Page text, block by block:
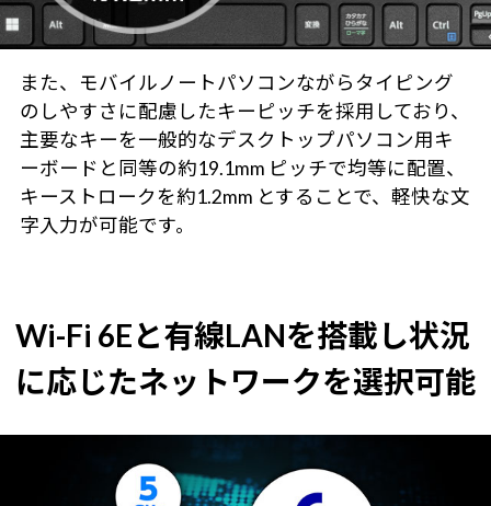
また、モバイルノートパソコンながらタイピング
のしやすさに配慮したキーピッチを採用しており、
主要なキーを一般的なデスクトップパソコン用キ
ーボードと同等の約19.1mm ピッチで均等に配置、
キーストロークを約1.2mm とすることで、軽快な文
字入力が可能です。
Wi-Fi 6Eと有線LANを搭載し状況
に応じたネットワークを選択可能